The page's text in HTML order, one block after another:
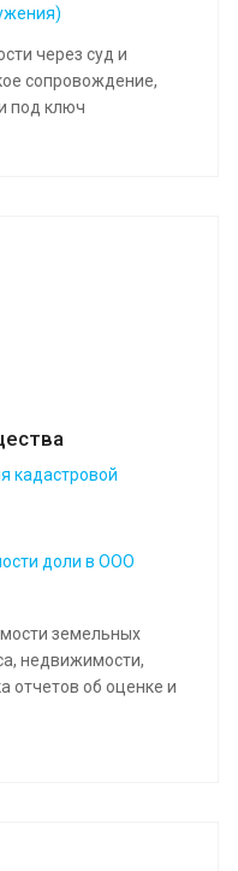
через суд и
сопровождение,
под ключ
кадастровой
доли в ООО
земельных
недвижимости,
отчетов об оценке и